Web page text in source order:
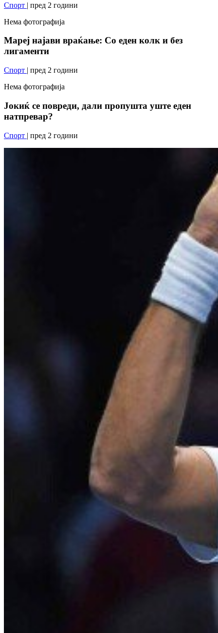
Спорт | пред 2 години
Нема фотографија
Мареј најави враќање: Со еден колк и без
лигаменти
Спорт | пред 2 години
Нема фотографија
Јокиќ се повреди, дали пропушта уште еден
натпревар?
Спорт | пред 2 години